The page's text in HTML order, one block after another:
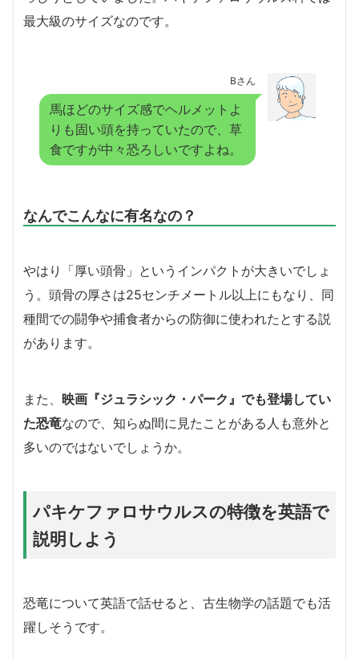
最大級のサイズなのです。
Bさん
馬ほどのサイズ感でヘルメットよ
りも固い頭を持っていたので、草
食ですが中々恐ろしいですよね。
なんでこんなに有名なの？
やはり「厚い頭骨」というインパクトが大きいでしょ
う。頭骨の厚さは25センチメートル以上にもなり、同
種間での闘争や捕食者からの防御に使われたとする説
があります。
また、 映画『ジュラシック・パーク』でも登場してい
た恐竜なので、知らぬ間に見たことがある人も意外と
多いのではないでしょうか。
パキケファロサウルスの特徴を英語で
説明しよう
恐竜について英語で話せると、古生物学の話題でも活
躍しそうです。